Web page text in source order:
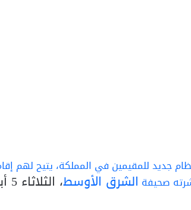
جديد للمقيمين في المملكة، يتيح لهم
صحيفة الشرق الأوسط ،